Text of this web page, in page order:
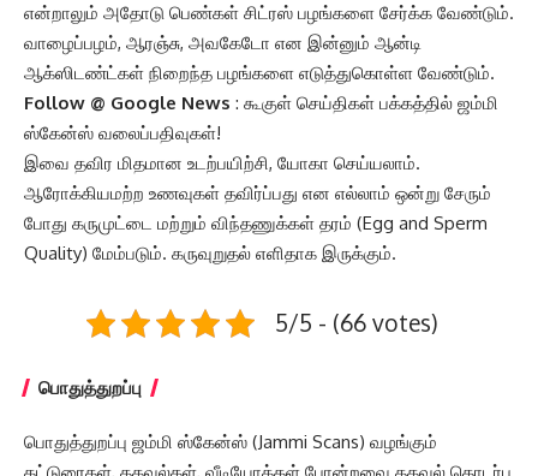
என்றாலும் அதோடு பெண்கள் சிட்ரஸ் பழங்களை சேர்க்க வேண்டும்.
வாழைப்பழம், ஆரஞ்சு, அவகேடோ என இன்னும் ஆன்டி
ஆக்ஸிடண்ட்கள் நிறைந்த பழங்களை எடுத்துகொள்ள வேண்டும்.
Follow @ Google News : கூகுள் செய்திகள் பக்கத்தில் ஜம்மி
ஸ்கேன்ஸ் வலைப்பதிவுகள்!
இவை தவிர மிதமான உடற்பயிற்சி, யோகா செய்யலாம்.
ஆரோக்கியமற்ற உணவுகள் தவிர்ப்பது என எல்லாம் ஒன்று சேரும்
போது கருமுட்டை மற்றும் விந்தணுக்கள் தரம் (Egg and Sperm
Quality) மேம்படும். கருவுறுதல் எளிதாக இருக்கும்.
5/5 - (66 votes)
பொதுத்துறப்பு
பொதுத்துறப்பு ஜம்மி ஸ்கேன்ஸ் (Jammi Scans) வழங்கும்